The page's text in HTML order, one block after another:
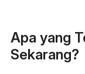
Apa yang
Sekarang?